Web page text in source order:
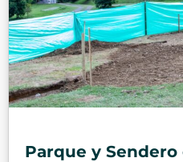
Parque y Sendero